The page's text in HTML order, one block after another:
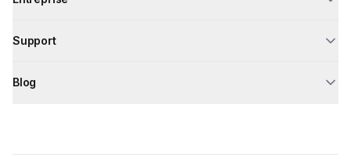
Support
Blog